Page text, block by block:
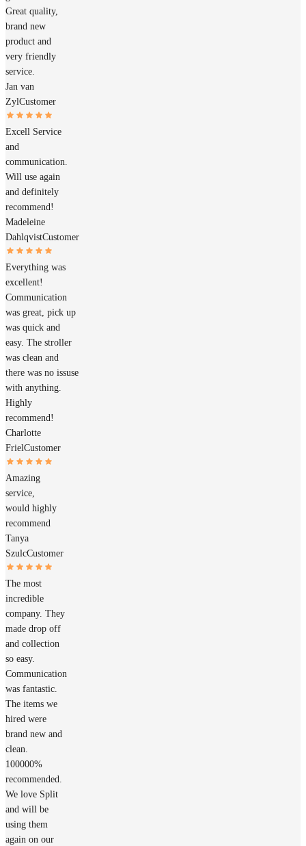
Great quality,
brand new
product and
very friendly
service.
Jan van
ZylCustomer
Excell Service
and
communication.
Will use again
and definitely
recommend!
Madeleine
DahlqvistCustomer
Everything was
excellent!
Communication
was great, pick up
was quick and
easy. The stroller
was clean and
there was no issuse
with anything.
Highly
recommend!
Charlotte
FrielCustomer
Amazing
service,
would highly
recommend
Tanya
SzulcCustomer
The most
incredible
company. They
made drop off
and collection
so easy.
Communication
was fantastic.
The items we
hired were
brand new and
clean.
100000%
recommended.
We love Split
and will be
using them
again on our